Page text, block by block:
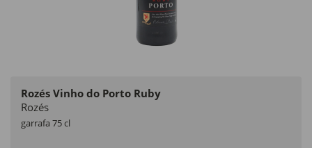
Rozés Vinho do Porto Ruby
Rozés
garrafa 75 cl